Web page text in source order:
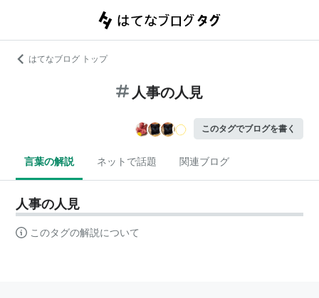
はてなブログ トップ
人事の人見
このタグでブログを書く
言葉の解説 ネットで話題 関連ブログ
人事の人見
このタグの解説について